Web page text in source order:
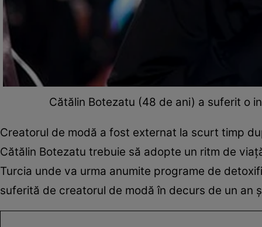
Cătălin Botezatu (48 de ani) a suferit o
Creatorul de modă a fost externat la scurt timp
Cătălin Botezatu trebuie să adopte un ritm de
Turcia unde va urma anumite programe de
suferită de creatorul de modă în decurs de un an